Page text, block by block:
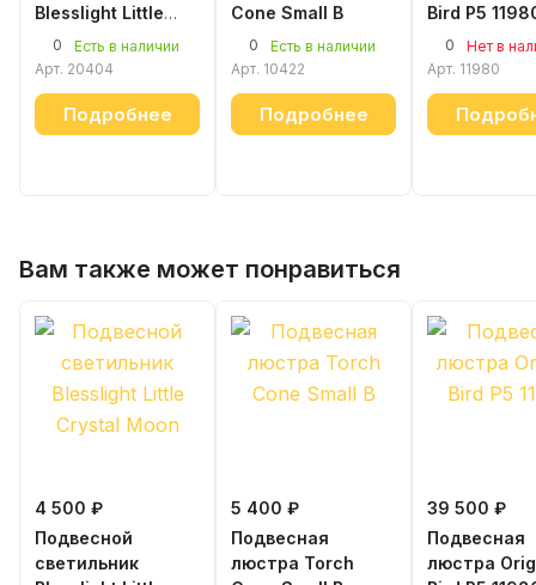
Blesslight Little
Crystal Moon
0
Есть в наличии
Арт. 20404
Подробнее
Cone Small B
0
Есть в наличии
Арт. 10422
Подробнее
Bird P5
0
Нет в
Арт. 11980
Вам также может понравиться
4 500 ₽
Подвесной
светильник
5 400 ₽
Подвесная
люстра Torch
39 500 ₽
Подвесная
люстра